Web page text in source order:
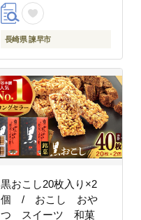
長崎県 諫早市
黒おこし20枚入り×2
個 / おこし おや
つ スイーツ 和菓